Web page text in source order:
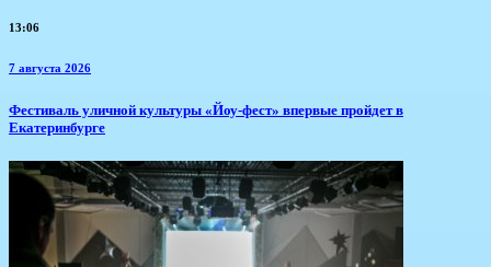
13:06
7 августа 2026
​Фестиваль уличной культуры «Йоу-фест» впервые пройдет в
Екатеринбурге